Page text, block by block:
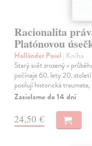
Racionalita
Platónovou
Holländer Pavel | Kniha
Starý svět zrozený v
počínaje 60. lety 20.
posilují historická
Zasielame do 14 dní
24,50 €